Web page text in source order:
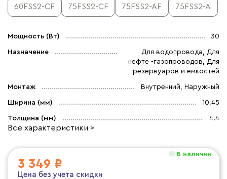
60FSS2-CF 75FSS2-CF 75FSS2-AF 75FSS2-A
Мощность (Вт) 30
Назначение
Для водопровода, Для
нефте -газопроводов, Для
резервуаров и емкостей
Монтаж Внутренний, Наружный
Ширина (мм) 10,45
Толщина (мм) 4.4
Все характеристики >
В наличии
3 349 ₽
Цена без учета скидки